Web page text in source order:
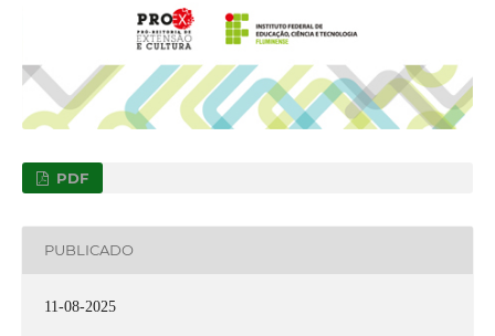
PDF
PUBLICADO
11-08-2025